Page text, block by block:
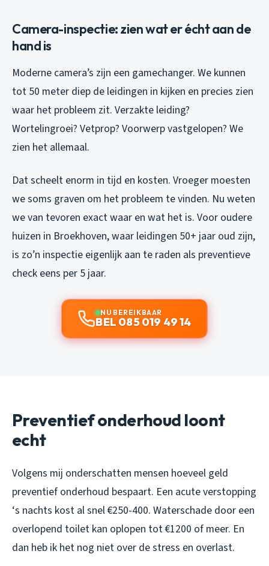
Camera-inspectie: zien wat er écht aan de
hand is
Moderne camera’s zijn een gamechanger. We kunnen
tot 50 meter diep de leidingen in kijken en precies zien
waar het probleem zit. Verzakte leiding?
Wortelingroei? Vetprop? Voorwerp vastgelopen? We
zien het allemaal.
Dat scheelt enorm in tijd en kosten. Vroeger moesten
we soms graven om het probleem te vinden. Nu weten
we van tevoren exact waar en wat het is. Voor oudere
huizen in Broekhoven, waar leidingen 50+ jaar oud zijn,
is zo’n inspectie eigenlijk aan te raden als preventieve
check eens per 5 jaar.
NU BEREIKBAAR
BEL 085 019 49 14
Preventief onderhoud loont
echt
Volgens mij onderschatten mensen hoeveel geld
preventief onderhoud bespaart. Een acute verstopping
‘s nachts kost al snel €250-400. Waterschade door een
overlopend toilet kan oplopen tot €1200 of meer. En
dan heb ik het nog niet over de stress en overlast.